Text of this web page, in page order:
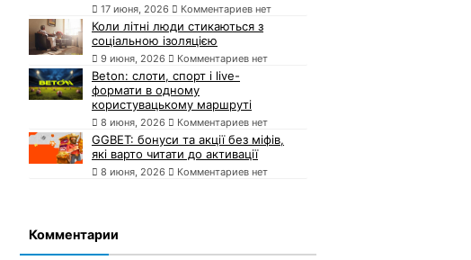
17 июня, 2026 Комментариев нет
Коли літні люди стикаються з
соціальною ізоляцією
9 июня, 2026 Комментариев нет
Beton: слоти, спорт і live-
формати в одному
користувацькому маршруті
8 июня, 2026 Комментариев нет
GGBET: бонуси та акції без міфів,
які варто читати до активації
8 июня, 2026 Комментариев нет
Комментарии